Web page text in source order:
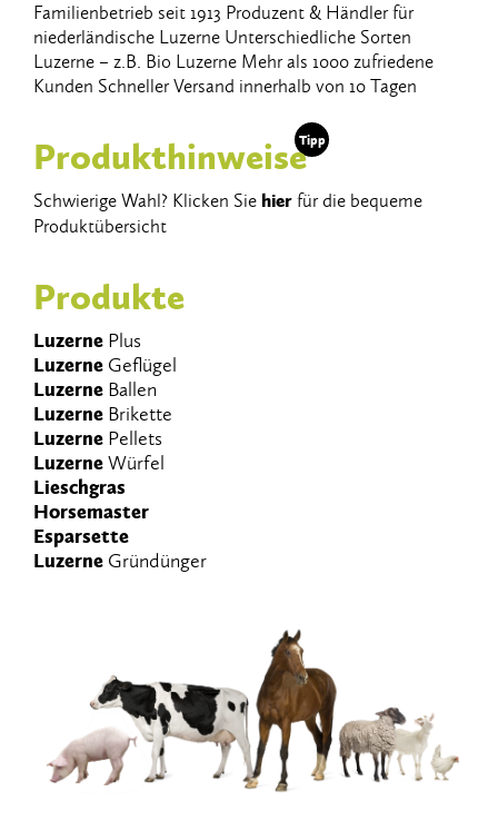
Familienbetrieb​ ​seit​ ​1913 Produzent​ ​&​ ​Händler​ ​für​ ​
niederländische​ ​Luzerne Unterschiedliche​ ​Sorten​ ​
Luzerne​ ​–​ ​z.B.​ ​Bio​ ​Luzerne Mehr​ ​als​ ​1000 ​zufriedene​ ​
Kunden Schneller​ ​Versand​ ​innerhalb​ ​von​ ​10 ​Tagen
ProdukthinweiseTipp
Schwierige Wahl? Klicken Sie hier für die bequeme
Produktübersicht
Produkte
Luzerne Plus
Luzerne Geflügel
Luzerne Ballen
Luzerne Brikette
Luzerne Pellets
LuzerneWürfel
Lieschgras
Horsemaster
Esparsette
Luzerne Gründünger